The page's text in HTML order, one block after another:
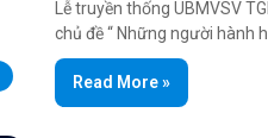
Lễ truyền thống UBMVSV
chủ đề “ Những người hành
Read More »